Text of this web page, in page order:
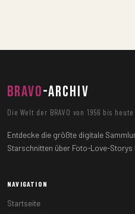
BRAVO-ARCHIV
Die Welt der BRAVO von 1956 bis heute
Entdecke die größte digitale
Starschnitten über Foto-Love-Storys
NAVIGATION
Startseite